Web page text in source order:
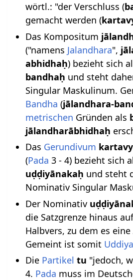
wörtl.: "der Verschluss (
gemacht werden (
Das Kompositum
("namens Jalandhara",
abhidhaḥ) bezieht sich
bandhaḥ und steht
Singular Maskulinum.
Bandha (jālandhara-
metrischen Gründen als
jālandharābhidhaḥ
Das Gerundivum
(Pada 3 - 4) bezieht sich
uḍḍiyānakaḥ und steht
Nominativ Singular
Der Nominativ
die Satzgrenze hinaus
Halbvers, zu dem es
Gemeint ist somit
Die Partikel tu "jedoch,
4. Pada muss im